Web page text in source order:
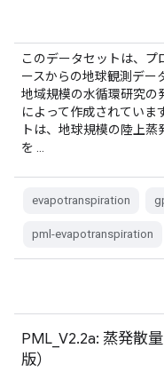
このデータセットは、プ
ースからの地球観測デー
地域規模の水循環研究の
によって作成されていま
トは、地球規模の陸上蒸
を …
evapotranspiration
pml-evapotranspiration
PML_V2.2a: 蒸発散
版）